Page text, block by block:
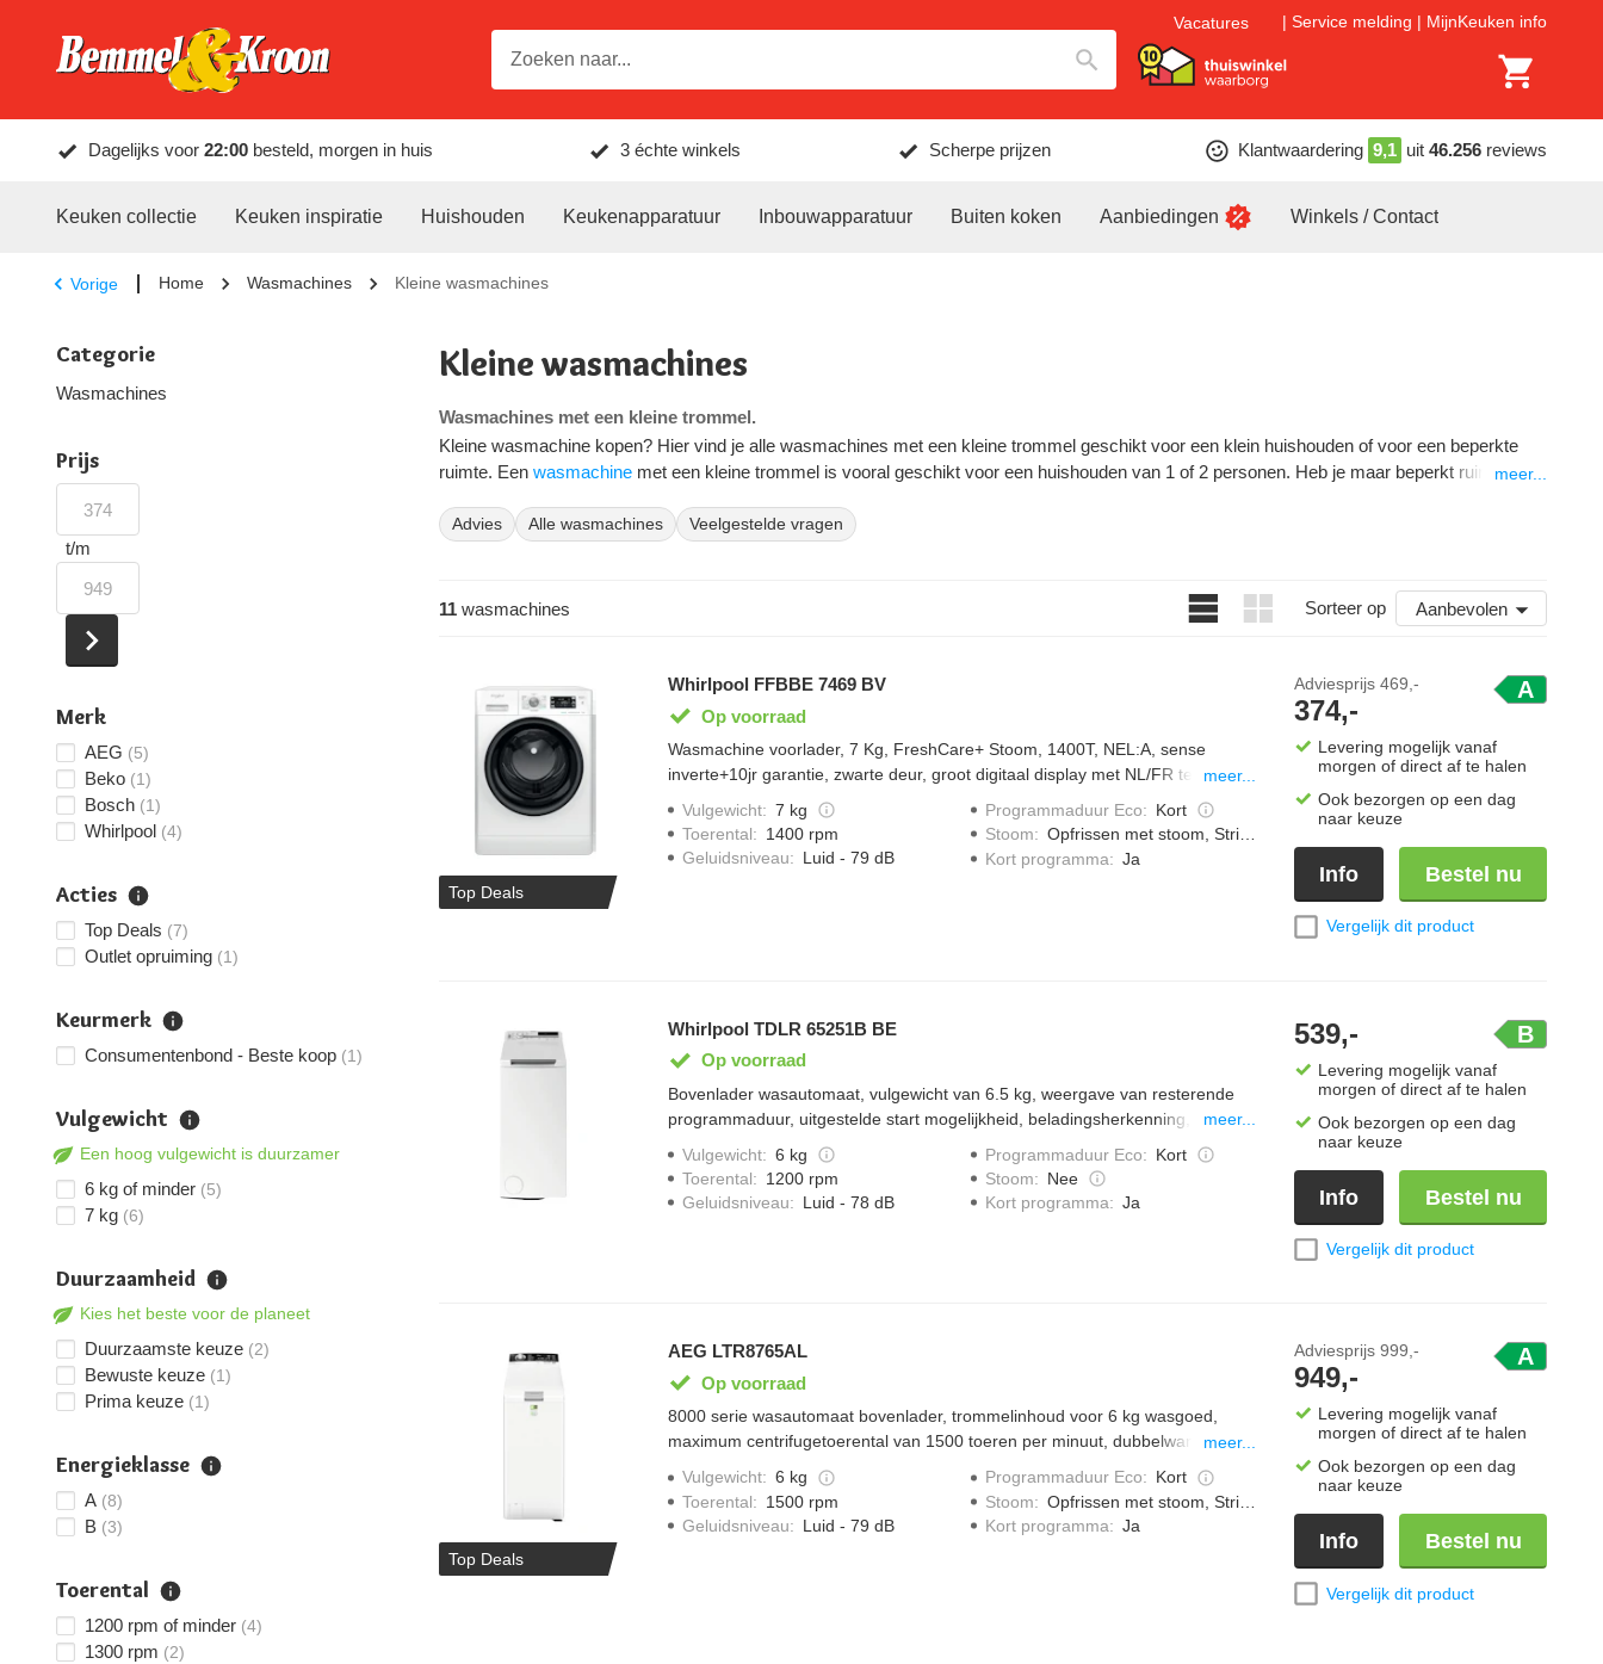
Vacatures Service melding MijnKeuken info
Dagelijks voor 22:00 besteld, morgen in huis 3 échte winkels Scherpe prijzen Klantwaardering 9,1 uit 46.256 reviews
Keuken collectie Keuken inspiratie Huishouden Keukenapparatuur Inbouwapparatuur Buiten koken Aanbiedingen Winkels / Contact
Vorige Home Wasmachines Kleine wasmachines
Kleine wasmachines
Wasmachines met een kleine trommel.
Kleine wasmachine kopen? Hier vind je alle wasmachines met een kleine trommel geschikt voor een klein huishouden of voor een beperkte
ruimte. Een wasmachinemet een kleine trommel is vooral geschikt voor een huishouden van 1 of 2 personen. Heb je maar beperkt ruimte voor
modellen kleiner is, verbruikt je tijdens het wassen bovendien minder water en energie.
meer...
Advies Alle wasmachines Veelgestelde vragen
11wasmachines Sorteer op Aanbevolen
Top Deals
Whirlpool FFBBE 7469 BV
Op voorraad
Wasmachine voorlader, 7 Kg, FreshCare+ Stoom, 1400T, NEL:A, sense
inverte+10jr garantie, zwarte deur, groot digitaal display met NL/FR tekst, 6th
Sense met Clean+, Steam Refresh
meer...
Vulgewicht: 7 kg
Toerental: 1400 rpm
Geluidsniveau: Luid - 79 dB
Programmaduur Eco: Kort
Stoom: Opfrissen met stoom, Strijkwerk verminderen
Kort programma: Ja
A
Adviesprijs 469,-
374,-
Levering mogelijk vanaf
morgen of direct af te halen
Ook bezorgen op een dag
naar keuze
Info Bestel nu
Vergelijk dit product
Whirlpool TDLR 65251B BE
Op voorraad
Bovenlader wasautomaat, vulgewicht van 6.5 kg, weergave van resterende
programmaduur, uitgestelde start mogelijkheid, beladingsherkenning, 14
programma's, waaronder eco 40 tot 60 graden, balanscontrole, kinder
beveiligd, afmetingen (hxbxd) 90x40x60,
meer...
Vulgewicht: 6 kg
Toerental: 1200 rpm
Geluidsniveau: Luid - 78 dB
Programmaduur Eco: Kort
Stoom: Nee
Kort programma: Ja
B
539,-
Levering mogelijk vanaf
morgen of direct af te halen
Ook bezorgen op een dag
naar keuze
Info Bestel nu
Vergelijk dit product
Top Deals
AEG LTR8765AL
Op voorraad
8000 serie wasautomaat bovenlader, trommelinhoud voor 6 kg wasgoed,
maximum centrifugetoerental van 1500 toeren per minuut, dubbelwandige
toevoerslang, aquacontrol, Eco Inverter motor, groot display, powercare
meer...
Vulgewicht: 6 kg
Toerental: 1500 rpm
Geluidsniveau: Luid - 79 dB
Programmaduur Eco: Kort
Stoom: Opfrissen met stoom, Strijkwerk verminderen
Kort programma: Ja
A
Adviesprijs 999,-
949,-
Levering mogelijk vanaf
morgen of direct af te halen
Ook bezorgen op een dag
naar keuze
Info Bestel nu
Vergelijk dit product
Categorie
Wasmachines
Prijs
t/m
Merk
AEG (5)
Beko (1)
Bosch (1)
Whirlpool (4)
Acties
Top Deals (7)
Outlet opruiming (1)
Keurmerk
Consumentenbond - Beste koop (1)
Vulgewicht
Een hoog vulgewicht is duurzamer
6 kg of minder (5)
7 kg (6)
Duurzaamheid
Kies het beste voor de planeet
Duurzaamste keuze (2)
Bewuste keuze (1)
Prima keuze (1)
Energieklasse
A (8)
B (3)
Toerental
1200 rpm of minder (4)
1300 rpm (2)